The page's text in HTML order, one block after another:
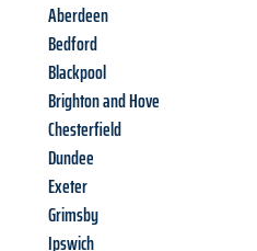
Aberdeen
Bedford
Blackpool
Brighton and Hove
Chesterfield
Dundee
Exeter
Grimsby
Ipswich